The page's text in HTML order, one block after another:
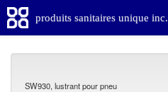
produits sanitaires unique inc.
SW930, lustrant pour pneu